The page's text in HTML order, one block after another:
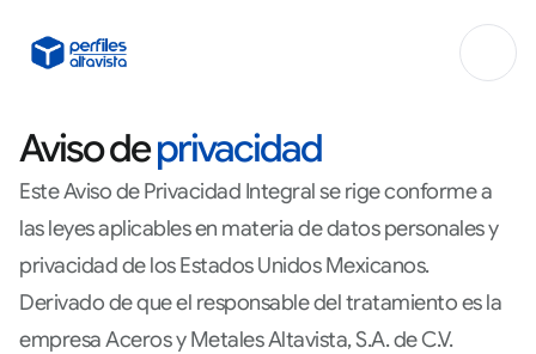
Aviso de privacidad
Este Aviso de Privacidad Integral se rige conforme a
las leyes aplicables en materia de datos personales y
privacidad de los Estados Unidos Mexicanos.
Derivado de que el responsable del tratamiento es la
empresa Aceros y Metales Altavista, S.A. de C.V.